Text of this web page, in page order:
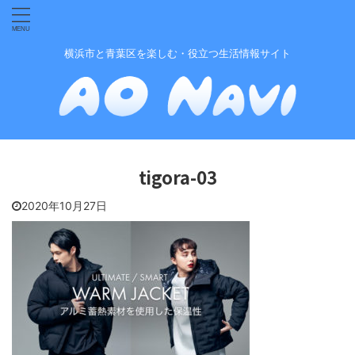
横浜市と青葉区を楽しむ・役立つ生活情報サイト
tigora-03
2020年10月27日